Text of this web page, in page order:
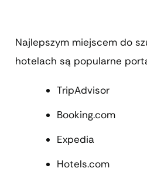
Najlepszym miejscem do
hotelach są popularne
TripAdvisor
Booking.com
Expedia
Hotels.com